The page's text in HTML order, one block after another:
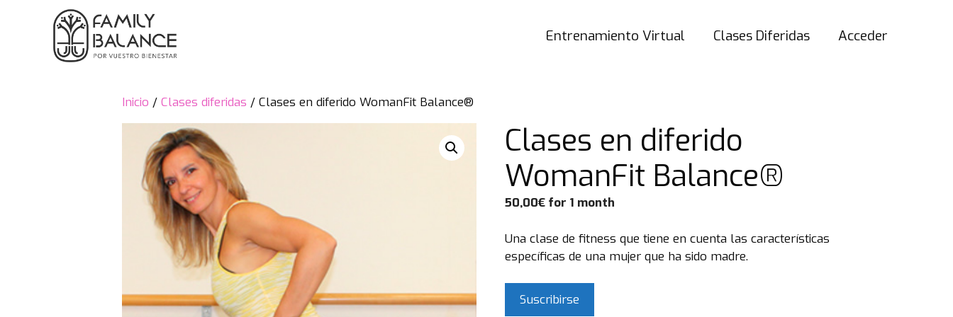
Entrenamiento Virtual Clases Diferidas Acceder
Inicio / Clases diferidas / Clases en diferido WomanFit Balance®
Clases en diferido
WomanFit Balance®
50,00€ for 1 month
Una clase de fitness que tiene en cuenta las características
específicas de una mujer que ha sido madre.
Clases
Suscribirse